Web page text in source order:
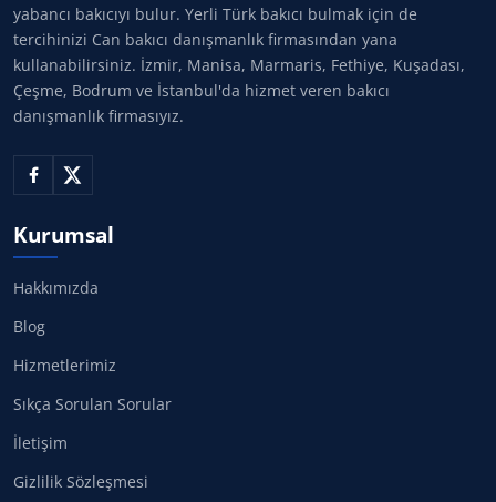
yabancı bakıcıyı bulur. Yerli Türk bakıcı bulmak için de
tercihinizi Can bakıcı danışmanlık firmasından yana
kullanabilirsiniz. İzmir, Manisa, Marmaris, Fethiye, Kuşadası,
Çeşme, Bodrum ve İstanbul'da hizmet veren bakıcı
danışmanlık firmasıyız.
Kurumsal
Hakkımızda
Blog
Hizmetlerimiz
Sıkça Sorulan Sorular
İletişim
Gizlilik Sözleşmesi